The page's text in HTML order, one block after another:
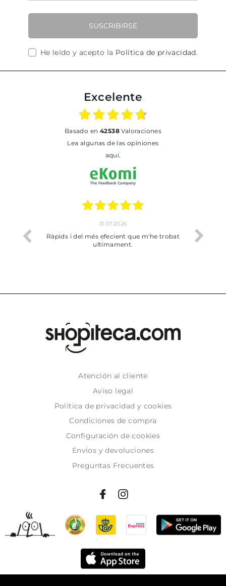
SUSCRIBIRSE
He leído y acepto la Política de privacidad.
Excelente
basado en 42538Valoraciones
Lea algunas de las opiniones
aquí.
31.07.2026
Ràpids i del més efecient que m'he trobat
ultimament.
Atención al cliente
Aviso legal
Politica de privacidad y cookies
Condiciones de compra
Configuración de cookies
Envíos y devoluciones
Preguntas Frecuentes